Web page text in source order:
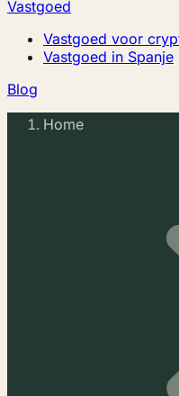
Vastgoed
Vastgoed voor
Vastgoed in Spanje
Blog
Home